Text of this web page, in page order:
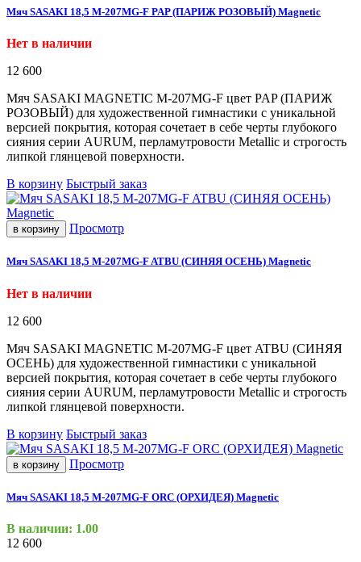
Мяч SASAKI 18,5 M-207MG-F PAP (ПАРИЖ РОЗОВЫЙ) Magnetic
Нет в наличии
12 600
Мяч SASAKI MAGNETIC M-207MG-F цвет PAP (ПАРИЖ
РОЗОВЫЙ) для художественной гимнастики с уникальной
версией покрытия, которая сочетает в себе черты глубокого
сияния серии AURUM, перламутровости Metallic и строгость
липкой глянцевой поверхности.
В корзину Быстрый заказ
в корзину Просмотр
Мяч SASAKI 18,5 M-207МG-F ATBU (СИНЯЯ ОСЕНЬ) Magnetic
Нет в наличии
12 600
Мяч SASAKI MAGNETIC M-207MG-F цвет ATBU (СИНЯЯ
ОСЕНЬ) для художественной гимнастики с уникальной
версией покрытия, которая сочетает в себе черты глубокого
сияния серии AURUM, перламутровости Metallic и строгость
липкой глянцевой поверхности.
В корзину Быстрый заказ
в корзину Просмотр
Мяч SASAKI 18,5 M-207MG-F ORC (ОРХИДЕЯ) Magnetic
В наличии: 1.00
12 600